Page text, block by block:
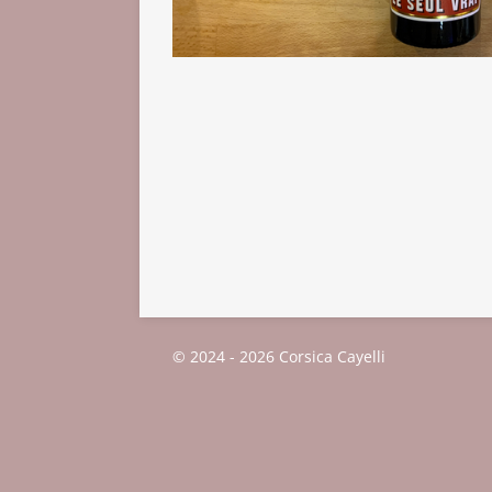
© 2024 - 2026 Corsica Cayelli